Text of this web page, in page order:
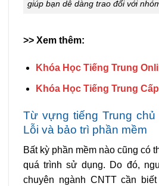
giúp bạn dễ dàng trao đổi với
>> Xem thêm:
Khóa Học Tiếng Trung
Khóa Học Tiếng Trung
Từ vựng tiếng Trung
Lỗi và bảo trì phần mềm
Bất kỳ phần mềm nào cũng có
quá trình sử dụng. Do đó,
chuyên ngành CNTT cần